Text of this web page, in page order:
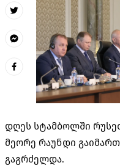
დღეს სტამბოლში
მეორე რაუნდი
გაგრძელდა.